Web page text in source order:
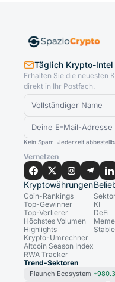
Täglich Krypto-
Erhalten Sie die neuesten
direkt in Ihr Postfach.
Kein Spam. Jederzeit
Vernetzen
Kryptowährungen
Coin-Rankings
Top-Gewinner
Top-Verlierer
Höchstes Volumen
Highlights
Krypto-Umrechner
Altcoin Season Index
RWA Tracker
KI
DeFi
Trend-Sektoren
Flaunch Ecosystem